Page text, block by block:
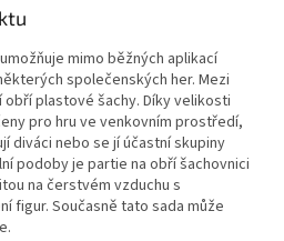
mimo běžných aplikací
společenských her. Mezi
plastové šachy. Díky velikosti
pro hru ve venkovním prostředí,
diváci nebo se jí účastní skupiny
podoby je partie na obří šachovnici
na čerstvém vzduchu s
figur. Současně tato sada může